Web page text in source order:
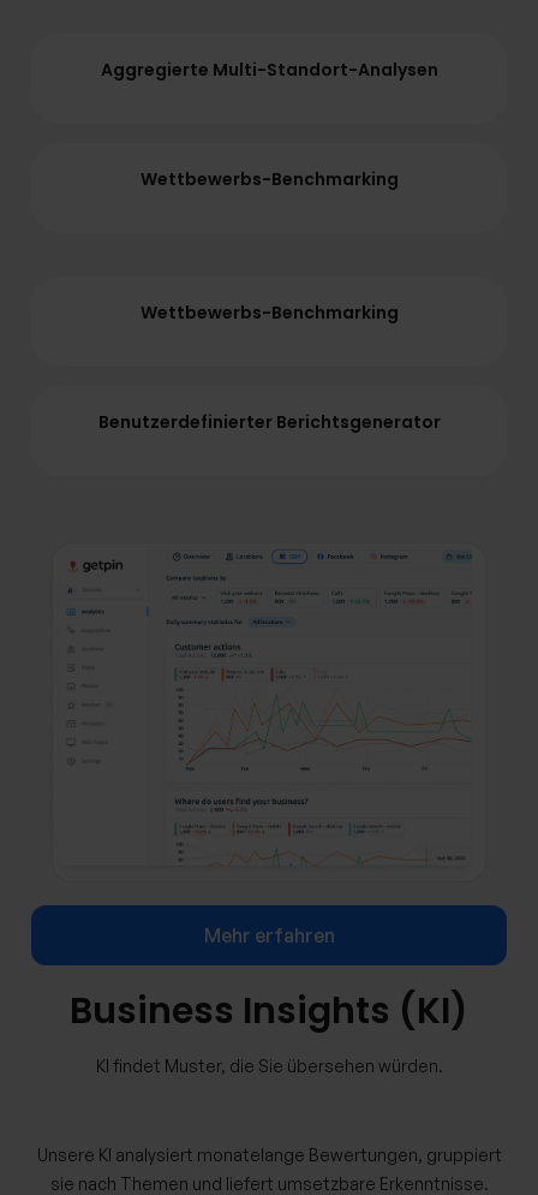
Aggregierte Multi-Standort-Analysen
Wettbewerbs-Benchmarking
Wettbewerbs-Benchmarking
Benutzerdefinierter Berichtsgenerator
Mehr erfahren
Business Insights (KI)
KI findet Muster, die Sie übersehen würden.
Unsere KI analysiert monatelange Bewertungen, gruppiert
sie nach Themen und liefert umsetzbare Erkenntnisse.